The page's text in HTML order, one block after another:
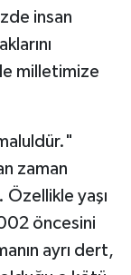
insan
milletimize
zaman
yaşı
öncesini
ayrı dert,